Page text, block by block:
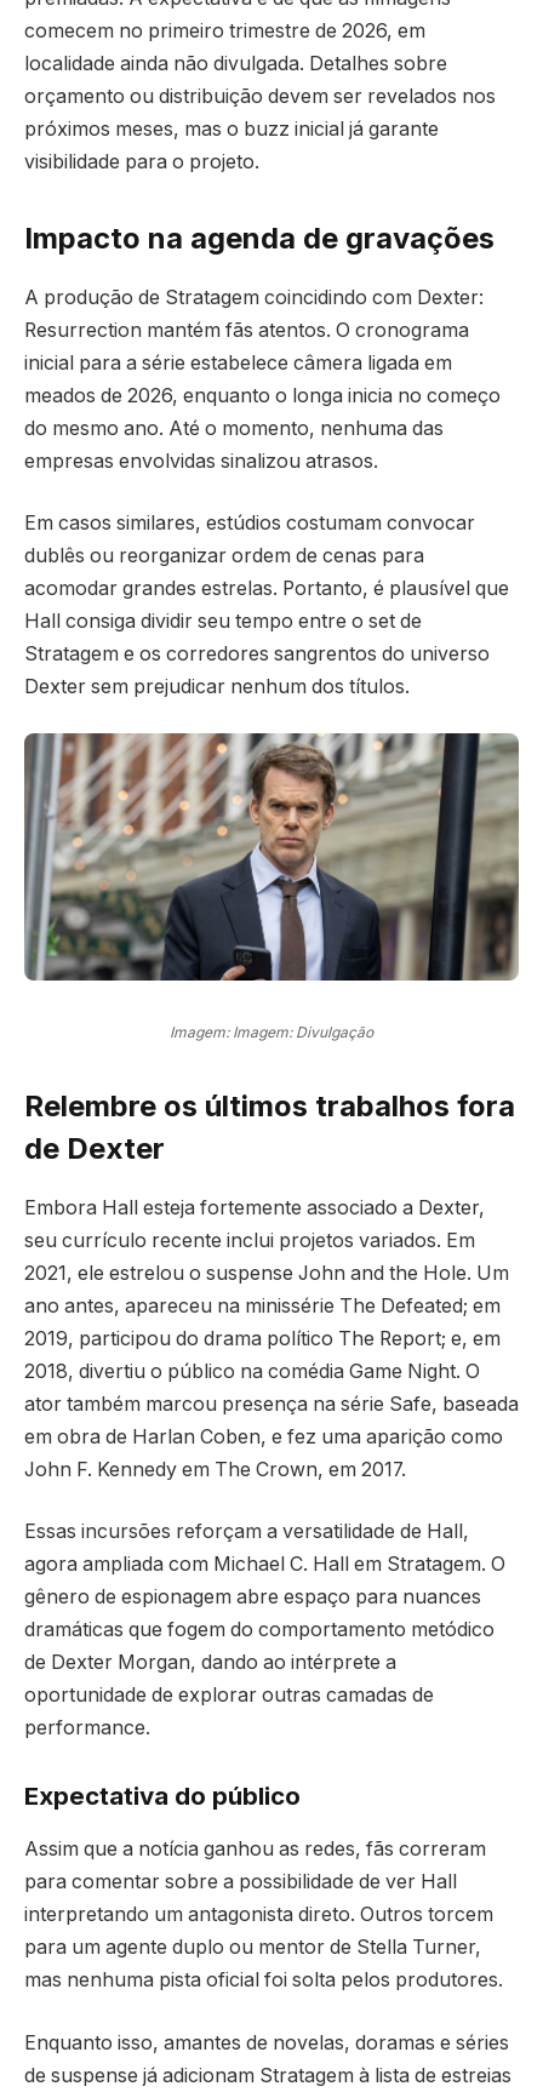
comecem no primeiro trimestre de 2026, em
localidade ainda não divulgada. Detalhes sobre
orçamento ou distribuição devem ser revelados nos
próximos meses, mas o buzz inicial já garante
visibilidade para o projeto.
Impacto na agenda de gravações
A produção de Stratagem coincidindo com Dexter:
Resurrection mantém fãs atentos. O cronograma
inicial para a série estabelece câmera ligada em
meados de 2026, enquanto o longa inicia no começo
do mesmo ano. Até o momento, nenhuma das
empresas envolvidas sinalizou atrasos.
Em casos similares, estúdios costumam convocar
dublês ou reorganizar ordem de cenas para
acomodar grandes estrelas. Portanto, é plausível que
Hall consiga dividir seu tempo entre o set de
Stratagem e os corredores sangrentos do universo
Dexter sem prejudicar nenhum dos títulos.
Imagem: Imagem: Divulgação
Relembre os últimos trabalhos fora
de Dexter
Embora Hall esteja fortemente associado a Dexter,
seu currículo recente inclui projetos variados. Em
2021, ele estrelou o suspense John and the Hole. Um
ano antes, apareceu na minissérie The Defeated; em
2019, participou do drama político The Report; e, em
2018, divertiu o público na comédia Game Night. O
ator também marcou presença na série Safe, baseada
em obra de Harlan Coben, e fez uma aparição como
John F. Kennedy em The Crown, em 2017.
Essas incursões reforçam a versatilidade de Hall,
agora ampliada com Michael C. Hall em Stratagem. O
gênero de espionagem abre espaço para nuances
dramáticas que fogem do comportamento metódico
de Dexter Morgan, dando ao intérprete a
oportunidade de explorar outras camadas de
performance.
Expectativa do público
Assim que a notícia ganhou as redes, fãs correram
para comentar sobre a possibilidade de ver Hall
interpretando um antagonista direto. Outros torcem
para um agente duplo ou mentor de Stella Turner,
mas nenhuma pista oficial foi solta pelos produtores.
Enquanto isso, amantes de novelas, doramas e séries
de suspense já adicionam Stratagem à lista de estreias